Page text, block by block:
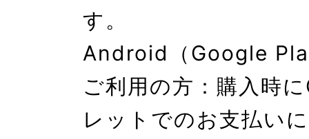
す。
Android（Google
ご利用の方：購入時
レットでのお支払い